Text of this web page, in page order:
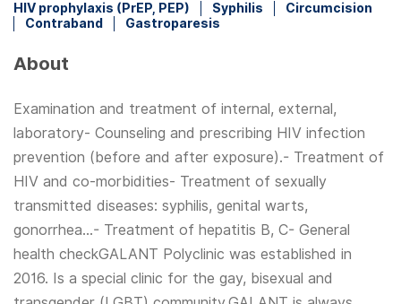
HIV prophylaxis (PrEP, PEP) Syphilis
Circumcision
Contraband
Gastroparesis
About
Examination and treatment of internal, external,
laboratory- Counseling and prescribing HIV infection
prevention (before and after exposure).- Treatment of
HIV and co-morbidities- Treatment of sexually
transmitted diseases: syphilis, genital warts,
gonorrhea...- Treatment of hepatitis B, C- General
health checkGALANT Polyclinic was established in
2016. Is a special clinic for the gay, bisexual and